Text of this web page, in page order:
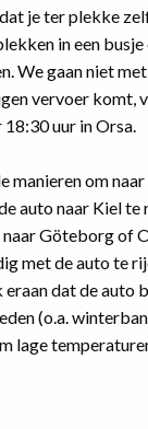
je ter plekke
in een
We gaan niet met
vervoer komt,
uur in Orsa.
manieren om
auto naar Kiel te
Göteborg of
met de auto te
eraan dat de auto
(o.a.
lage